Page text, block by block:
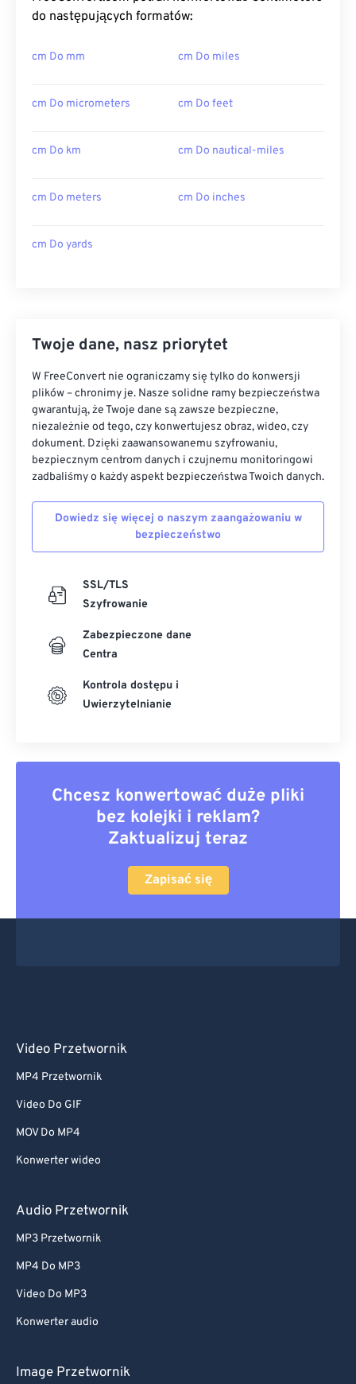
do następujących formatów:
cm Do mm cm Do miles
cm Do micrometers cm Do feet
cm Do km cm Do nautical-miles
cm Do meters cm Do inches
cm Do yards
Twoje dane, nasz priorytet
W FreeConvert nie ograniczamy się tylko do konwersji
plików – chronimy je. Nasze solidne ramy bezpieczeństwa
gwarantują, że Twoje dane są zawsze bezpieczne,
niezależnie od tego, czy konwertujesz obraz, wideo, czy
dokument. Dzięki zaawansowanemu szyfrowaniu,
bezpiecznym centrom danych i czujnemu monitoringowi
zadbaliśmy o każdy aspekt bezpieczeństwa Twoich danych.
Dowiedz się więcej o naszym zaangażowaniu w
bezpieczeństwo
SSL/TLS
Szyfrowanie
Zabezpieczone dane
Centra
Kontrola dostępu i
Uwierzytelnianie
Chcesz konwertować duże pliki
bez kolejki i reklam?
Zaktualizuj teraz
Zapisać się
Video Przetwornik
MP4 Przetwornik
Video Do GIF
MOV Do MP4
Konwerter wideo
Audio Przetwornik
MP3 Przetwornik
MP4 Do MP3
Video Do MP3
Konwerter audio
Image Przetwornik